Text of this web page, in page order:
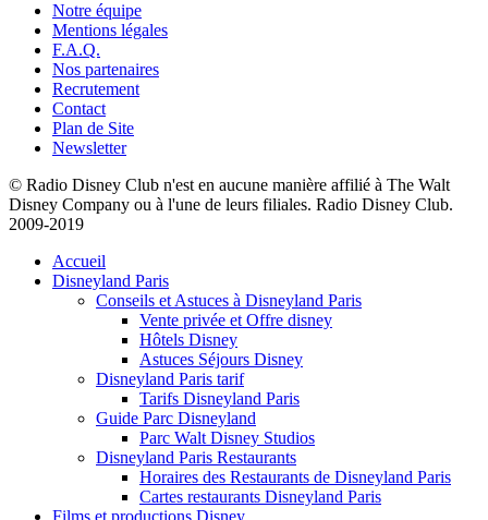
Notre équipe
Mentions légales
F.A.Q.
Nos partenaires
Recrutement
Contact
Plan de Site
Newsletter
© Radio Disney Club n'est en aucune manière affilié à The Walt
Disney Company ou à l'une de leurs filiales. Radio Disney Club.
2009-2019
Accueil
Disneyland Paris
Conseils et Astuces à Disneyland Paris
Vente privée et Offre disney
Hôtels Disney
Astuces Séjours Disney
Disneyland Paris tarif
Tarifs Disneyland Paris
Guide Parc Disneyland
Parc Walt Disney Studios
Disneyland Paris Restaurants
Horaires des Restaurants de Disneyland Paris
Cartes restaurants Disneyland Paris
Films et productions Disney